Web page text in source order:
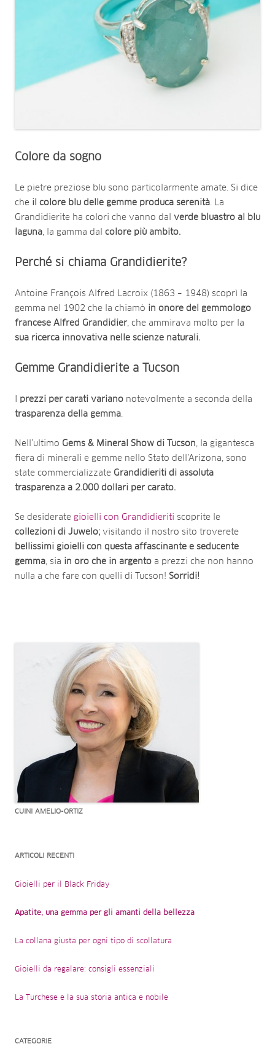
Colore da sogno
Le pietre preziose blu sono particolarmente amate. Si dice
che il colore blu delle gemme produca serenità . La
Grandidierite ha colori che vanno dal verde bluastro al blu
laguna , la gamma dal colore più ambito.
Perché si chiama Grandidierite?
Antoine François Alfred Lacroix (1863 – 1948) scoprì la
gemma nel 1902 che la chiamò in onore del gemmologo
francese Alfred Grandidier , che ammirava molto per la
sua ricerca innovativa nelle scienze naturali.
Gemme Grandidierite a Tucson
prezzi per carati variano notevolmente a seconda della
trasparenza della gemma
Nell’ultimo Gems & Mineral Show di Tucson , la gigantesca
fiera di minerali e gemme nello Stato dell’Arizona, sono
state commercializzate Grandidieriti di assoluta
trasparenza a 2.000 dollari per carato.
Se desiderate gioielli con Grandidieriti scoprite le
collezioni di Juwelo; visitando il nostro sito troverete
bellissimi gioielli con questa affascinante e seducente
gemma , sia in oro che in argento a prezzi che non hanno
nulla a che fare con quelli di Tucson! Sorridi!
CUINI AMELIO-ORTIZ
ARTICOLI RECENTI
Gioielli per il Black Friday
Apatite, una gemma per gli amanti della bellezza
La collana giusta per ogni tipo di scollatura
Gioielli da regalare: consigli essenziali
La Turchese e la sua storia antica e nobile
CATEGORIE